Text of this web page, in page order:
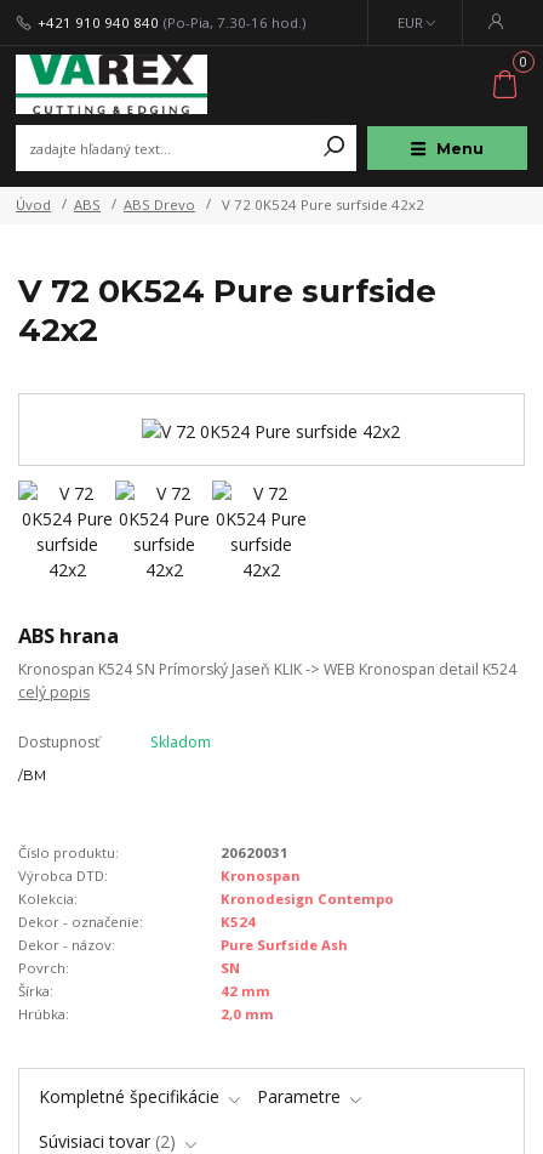
Menu
EUR
+421 910 940 840 (Po-Pia, 7.30-16 hod.)
0
Úvod ABS ABS Drevo V 72 0K524 Pure surfside 42x2
V 72 0K524 Pure surfside
42x2
ABS hrana
Kronospan K524 SN Prímorský Jaseň KLIK -> WEB Kronospan detail K524
celý popis
Dostupnosť Skladom
/BM
Číslo produktu:
20620031
Výrobca DTD:
Kronospan
Kolekcia:
Kronodesign Contempo
Dekor - označenie:
K524
Dekor - názov:
Pure Surfside Ash
Povrch:
SN
Šírka:
42 mm
Hrúbka:
2,0 mm
Kompletné špecifikácie
Parametre
Súvisiaci tovar 2